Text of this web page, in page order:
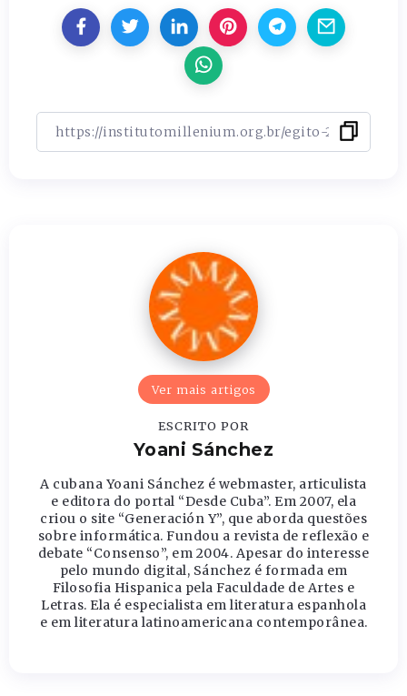
Ver mais artigos
ESCRITO POR
Yoani Sánchez
A cubana Yoani Sánchez é webmaster, articulista
e editora do portal “Desde Cuba”. Em 2007, ela
criou o site “Generación Y”, que aborda questões
sobre informática. Fundou a revista de reflexão e
debate “Consenso”, em 2004. Apesar do interesse
pelo mundo digital, Sánchez é formada em
Filosofia Hispanica pela Faculdade de Artes e
Letras. Ela é especialista em literatura espanhola
e em literatura latinoamericana contemporânea.